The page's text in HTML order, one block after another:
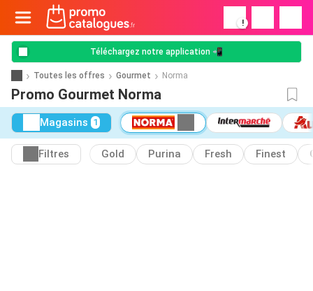
!
Téléchargez notre application 📲
Toutes les offres Gourmet Norma
Promo Gourmet Norma
Magasins 1
Filtres Gold Purina Fresh Finest